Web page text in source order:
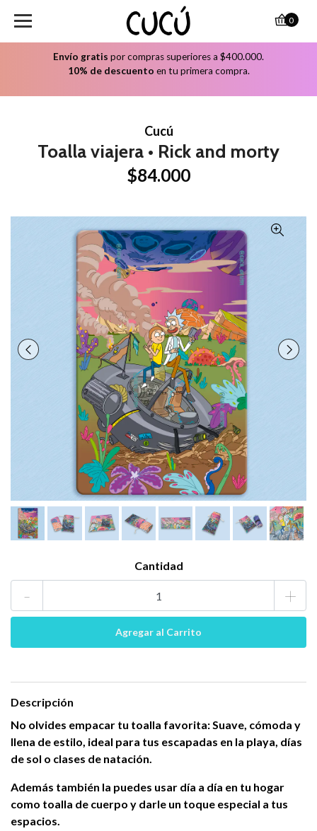
Envío gratis por compras superiores a $400.000.
10% de descuento en tu primera compra.
0
Cucú
Toalla viajera • Rick and morty
$84.000
Cantidad
- +
Descripción
No olvides empacar tu toalla favorita: Suave, cómoda y
llena de estilo, ideal para tus escapadas en la playa, días
de sol o clases de natación.
Además también la puedes usar día a día en tu hogar
como toalla de cuerpo y darle un toque especial a tus
espacios.